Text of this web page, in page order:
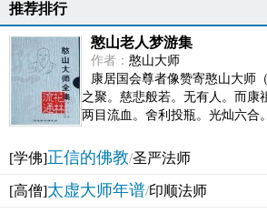
推荐排行
憨山老人梦游集
作者： 憨山大师
康居国会尊者像赞寄憨山大
之聚。慈悲般若。无有人。而康
两目流血。舍利投瓶。光灿六合
[学佛]正信的佛教/圣严法师
[高僧]太虚大师年谱/印顺法师